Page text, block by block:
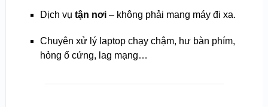
Dịch vụ tận nơi– không phải mang máy đi xa.
Chuyên xử lý laptop chạy chậm, hư bàn phím,
hỏng ổ cứng, lag mạng…